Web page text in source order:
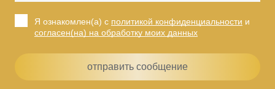
Я ознакомлен(а) с политикой конфиденциальности и
согласен(на) на обработку моих данных
отправить сообщение